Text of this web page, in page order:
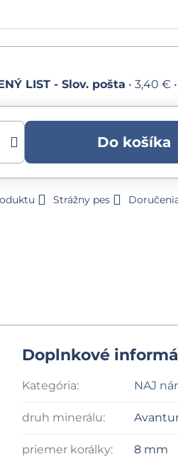
LIST - Slov. pošta • 3,40 € •
Do košíka
Strážny pes
Doplnkové
Kategória: NAJ
druh minerálu:
priemer korálky: 8 mm